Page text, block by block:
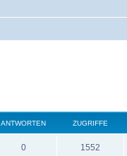
ANTWORTEN ZUGRIFFE
0 1552